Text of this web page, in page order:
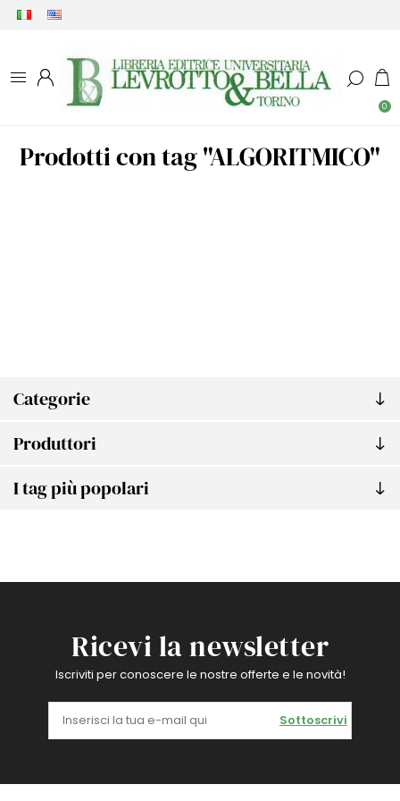
0
Categorie
Produttori
I tag più popolari
Prodotti con tag "ALGORITMICO"
Ricevi la newsletter
Iscriviti per conoscere le nostre offerte e le novità!
Sottoscrivi